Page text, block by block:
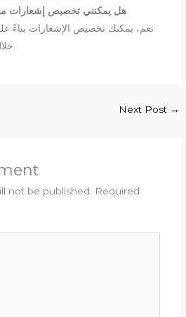
هل يمكنني تخصيص إشعارات
نعم، يمكنك تخصيص الإشعارات بناءً
Next Post →
not be published.
Required